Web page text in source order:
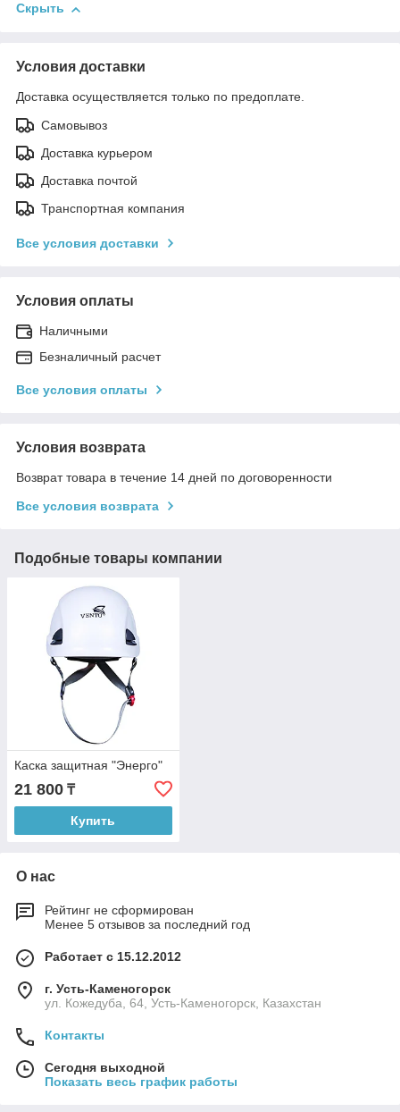
Скрыть
Условия доставки
Доставка осуществляется только по предоплате.
Самовывоз
Доставка курьером
Доставка почтой
Транспортная компания
Все условия доставки
Условия оплаты
Наличными
Безналичный расчет
Все условия оплаты
Условия возврата
Возврат товара в течение 14 дней по договоренности
Все условия возврата
Подобные товары компании
Каска защитная "Энерго"
21 800 ₸
Купить
О нас
Рейтинг не сформирован
Менее 5 отзывов за последний год
Работает с 15.12.2012
г. Усть-Каменогорск
ул. Кожедуба, 64, Усть-Каменогорск, Казахстан
Контакты
Сегодня выходной
Показать весь график работы